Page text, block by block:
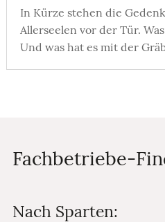
In Kürze stehen die
Allerseelen vor der Tür.
Und was hat es mit der
Fachbetriebe-
Nach Sparten: